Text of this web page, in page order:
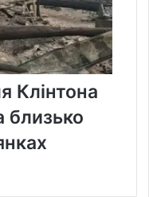
Клінтона
близько